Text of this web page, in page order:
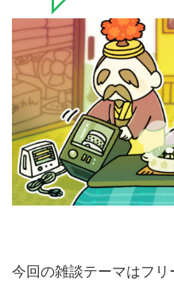
今回の雑談テーマはフ